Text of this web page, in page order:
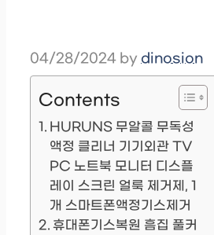
04/28/2024 by dinosion
Contents
HURUNS 무알콜 무독성
액정 클리너 기기외관 TV
PC 노트북 모니터 디스플
레이 스크린 얼룩 제거제, 1
개 스마트폰액정기스제거
휴대폰기스복원 흠집 풀커